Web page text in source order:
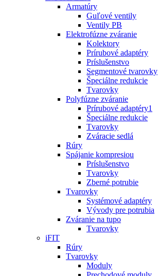
Armatúry
Guľové ventily
Ventily PB
Elektrofúzne zváranie
Kolektory
Prírubové adaptéry
Príslušenstvo
Segmentové tvarovky
Špeciálne redukcie
Tvarovky
Polyfúzne zváranie
Prírubové adaptéry1
Špeciálne redukcie
Tvarovky
Zváracie sedlá
Rúry
Spájanie kompresiou
Príslušenstvo
Tvarovky
Zberné potrubie
Tvarovky
Systémové adaptéry
Vývody pre potrubia
Zváranie na tupo
Tvarovky
iFIT
Rúry
Tvarovky
Moduly